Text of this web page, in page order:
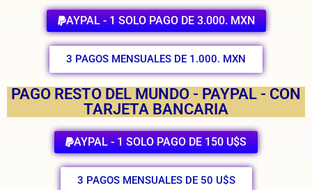
AYPAL - 1 SOLO PAGO DE 3.000. MXN
3 PAGOS MENSUALES DE 1.000. MXN
PAGO RESTO DEL MUNDO - PAYPAL - CON
TARJETA BANCARIA
AYPAL - 1 SOLO PAGO DE 150 U$S
3 PAGOS MENSUALES DE 50 U$S